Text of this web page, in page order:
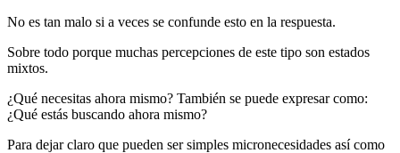
No es tan malo si a veces se confunde esto en la respuesta.
Sobre todo porque muchas percepciones de este tipo son estados
mixtos.
¿Qué necesitas ahora mismo? También se puede expresar como:
¿Qué estás buscando ahora mismo?
Para dejar claro que pueden ser simples micronecesidades así como